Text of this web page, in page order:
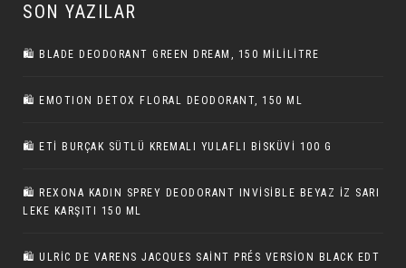
SON YAZILAR
🛍️ BLADE DEODORANT GREEN DREAM, 150 MILILITRE
🛍️ EMOTION DETOX FLORAL DEODORANT, 150 ML
🛍️ ETI BURÇAK SÜTLÜ KREMALI YULAFLI BISKÜVI 100 G
🛍️ REXONA KADIN SPREY DEODORANT INVISIBLE BEYAZ İZ SARI
LEKE KARŞITI 150 ML
🛍️ ULRIC DE VARENS JACQUES SAINT PRÉS VERSION BLACK EDT